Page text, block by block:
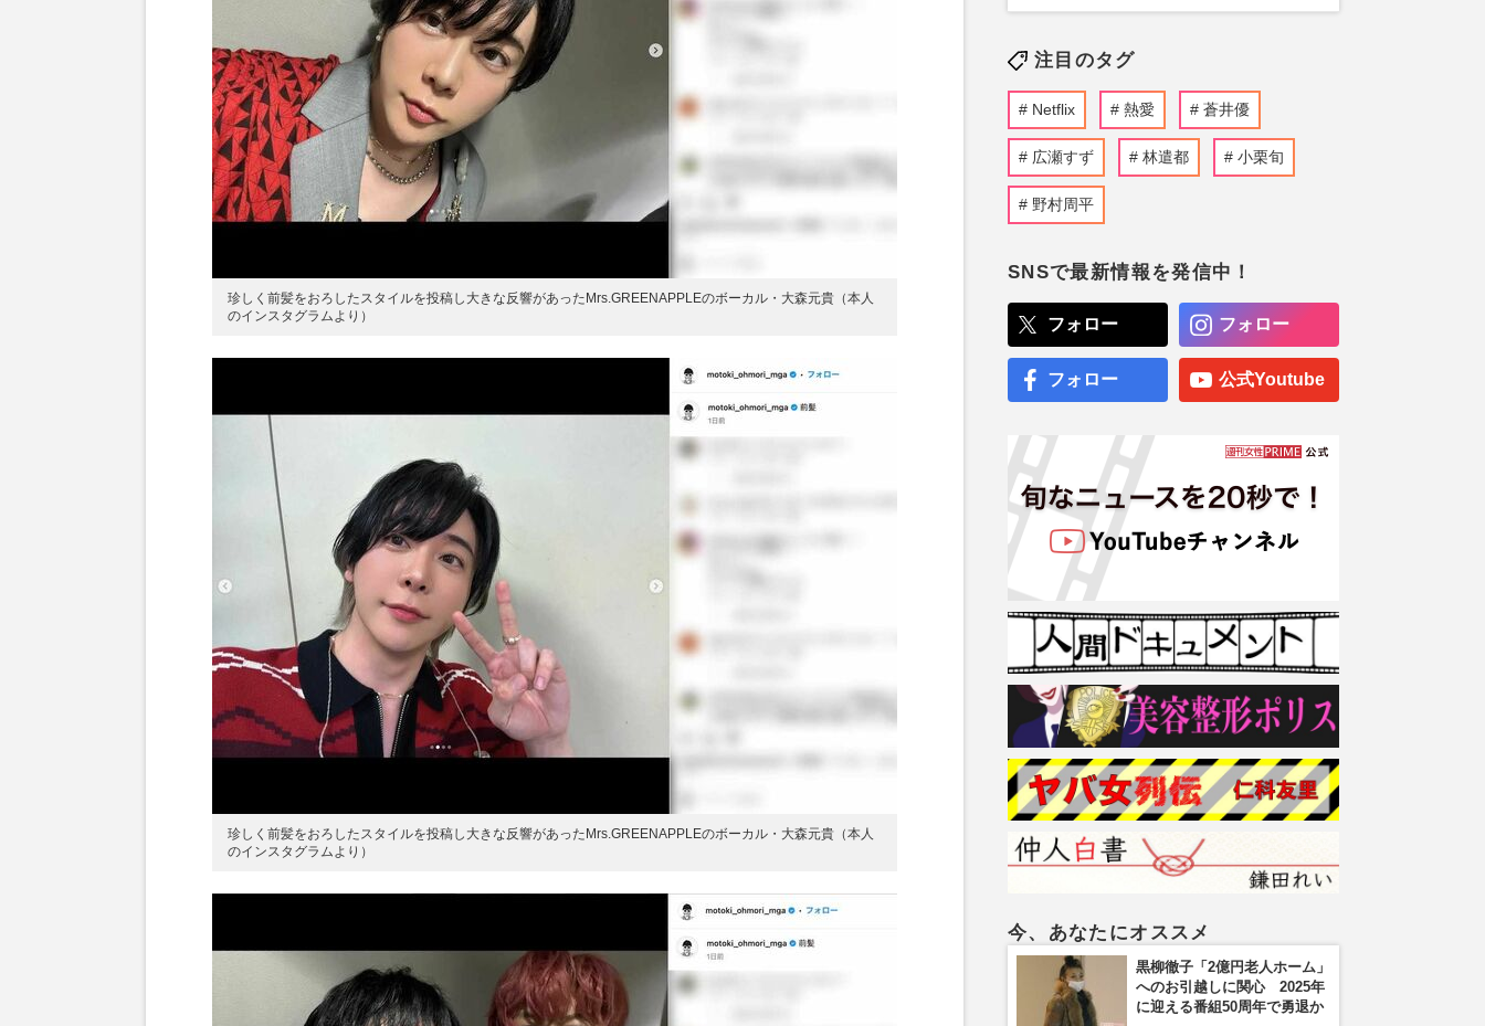
珍しく前髪をおろしたスタイルを投稿し大きな反響があったMrs.GREENAPPLEのボーカル・大森元貴（本人
のインスタグラムより）
珍しく前髪をおろしたスタイルを投稿し大きな反響があったMrs.GREENAPPLEのボーカル・大森元貴（本人
のインスタグラムより）
注目のタグ
Netflix 熱愛 蒼井優
広瀬すず 林遣都 小栗旬
野村周平
SNSで最新情報を発信中！
フォロー フォロー
フォロー 公式Youtube
今、あなたにオススメ
黒柳徹子「2億円老人ホーム」
へのお引越しに関心 2025年
に迎える番組50周年で勇退か